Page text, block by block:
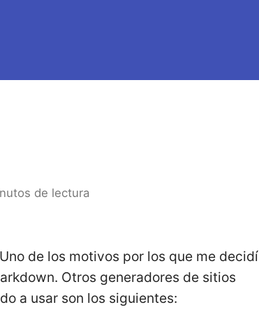
de lectura
de los motivos por los que me decidí
Otros generadores de sitios
a usar son los siguientes: